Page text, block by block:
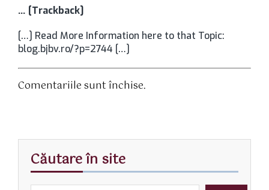
… [Trackback]
[…] Read More Information here to that Topic:
blog.bjbv.ro/?p=2744 […]
Comentariile sunt închise.
Căutare în site